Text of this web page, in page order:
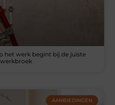
het werk begint bij de juiste
AANBIEDINGEN